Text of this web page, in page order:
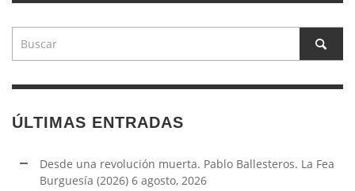
ÚLTIMAS ENTRADAS
Desde una revolución muerta. Pablo Ballesteros. La Fea
Burguesía (2026) 6 agosto, 2026